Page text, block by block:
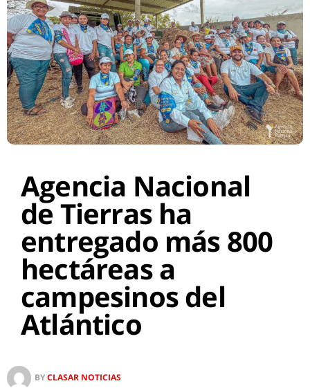
Agencia Nacional
de Tierras ha
entregado más 800
hectáreas a
campesinos del
Atlántico
BYCLASAR NOTICIAS